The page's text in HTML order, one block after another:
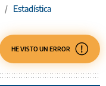
/ Estadística
HE VISTO UN ERROR